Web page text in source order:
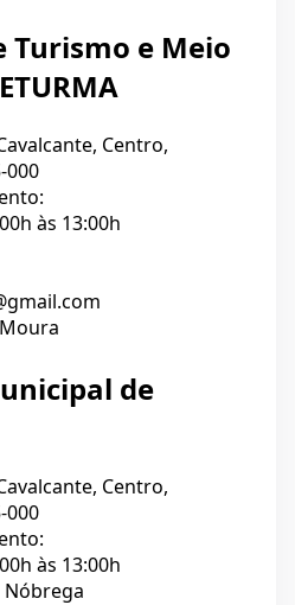
Turismo e Meio
Centro,
000
às 13:00h
de
Centro,
000
às 13:00h